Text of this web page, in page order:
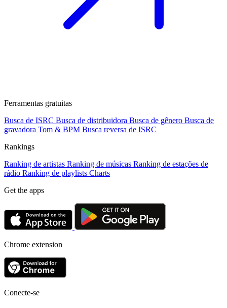
Ferramentas gratuitas
Busca de ISRC Busca de distribuidora Busca de gênero Busca de
gravadora Tom & BPM Busca reversa de ISRC
Rankings
Ranking de artistas Ranking de músicas Ranking de estações de
rádio Ranking de playlists Charts
Get the apps
Chrome extension
Conecte-se